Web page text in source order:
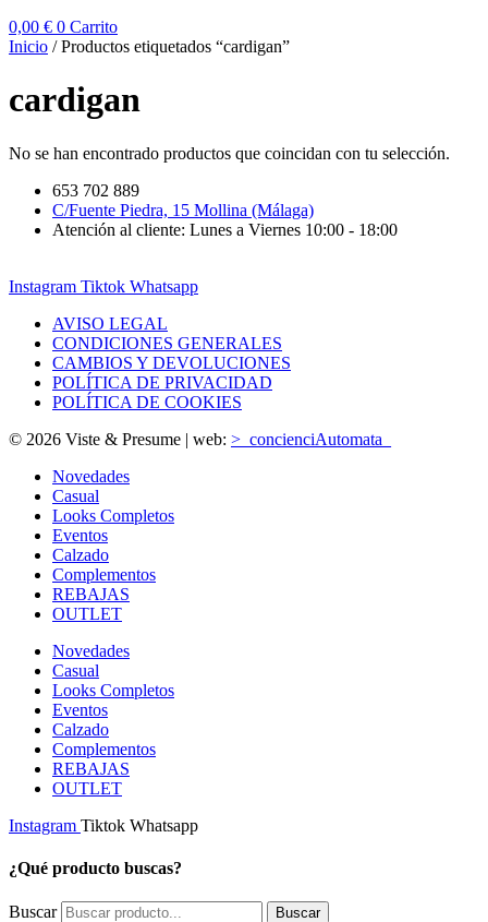
0,00 € 0 Carrito
Inicio / Productos etiquetados “cardigan”
cardigan
No se han encontrado productos que coincidan con tu selección.
653 702 889
C/Fuente Piedra, 15 Mollina (Málaga)
Atención al cliente: Lunes a Viernes 10:00 - 18:00
Instagram Tiktok Whatsapp
AVISO LEGAL
CONDICIONES GENERALES
CAMBIOS Y DEVOLUCIONES
POLÍTICA DE PRIVACIDAD
POLÍTICA DE COOKIES
© 2026 Viste & Presume | web: >_concienciAutomata_
Novedades
Casual
Looks Completos
Eventos
Calzado
Complementos
REBAJAS
OUTLET
Novedades
Casual
Looks Completos
Eventos
Calzado
Complementos
REBAJAS
OUTLET
Instagram Tiktok Whatsapp
¿Qué producto buscas?
Buscar Buscar